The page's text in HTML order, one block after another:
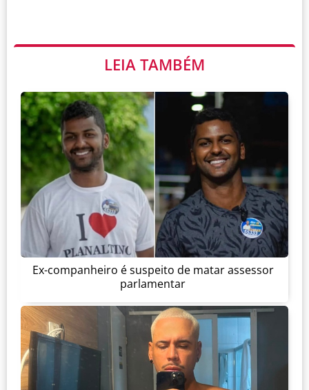
LEIA TAMBÉM
Ex-companheiro é suspeito de matar assessor
parlamentar